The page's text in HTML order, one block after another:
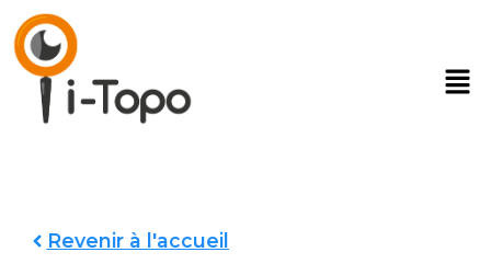
Revenir à l'accueil